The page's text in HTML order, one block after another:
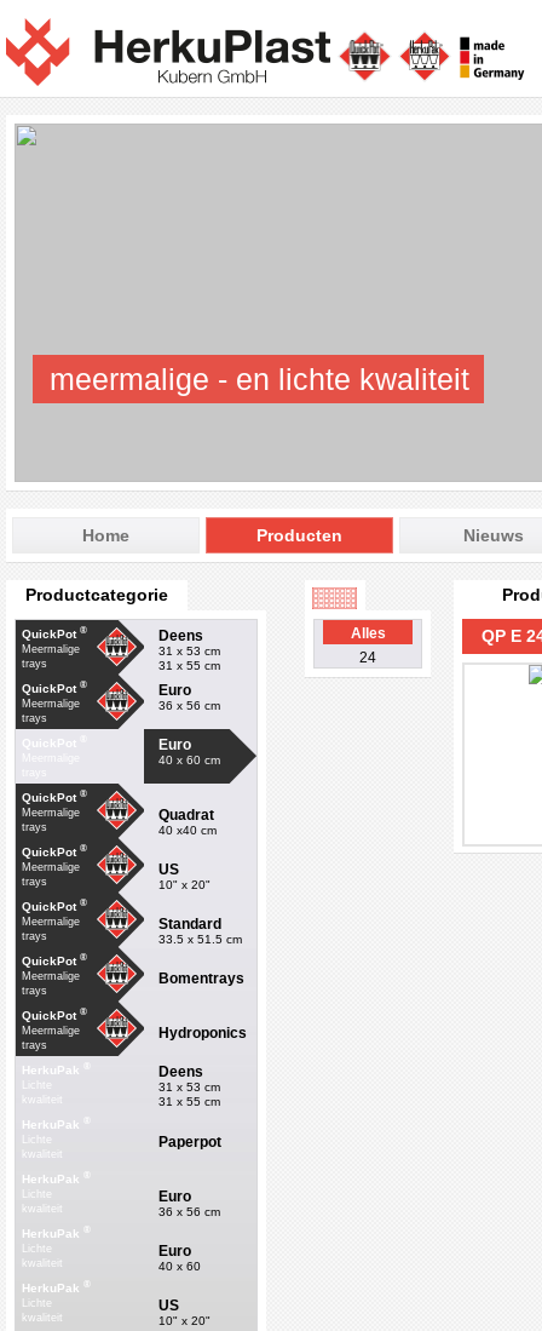
meermalige - en lichte kwaliteit
Home Producten Nieuws
Productcategorie
QuickPot ®
Meermalige
trays
Deens
31 x 53 cm
31 x 55 cm
QuickPot ®
Meermalige
trays
Euro
36 x 56 cm
QuickPot Euro
40 x 60 cm
QuickPot ®
Meermalige
trays
Quadrat
40 x40 cm
QuickPot ®
Meermalige
trays
US
10" x 20"
QuickPot ®
Meermalige
trays
Standard
33.5 x 51.5 cm
QuickPot ®
Meermalige
trays
Bomentrays
QuickPot ®
Meermalige
trays
Hydroponics
HerkuPak
Lichte
kwaliteit
Deens
31 x 53 cm
31 x 55 cm
HerkuPak
Lichte
kwaliteit
Paperpot
HerkuPak ®
Lichte
kwaliteit
Euro
36 x 56 cm
HerkuPak ®
Lichte
kwaliteit
Euro
40 x 60
HerkuPak ®
Lichte
kwaliteit
US
10" x 20"
Alles
24
QP E